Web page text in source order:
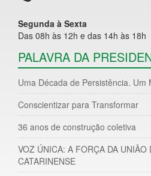
Segunda à Sexta
Das 08h às 12h e das 14h às 18h
PALAVRA DA
Uma Década de Persistência. Um
Conscientizar para Transformar
36 anos de construção coletiva
VOZ ÚNICA: A FORÇA DA UNIÃO
CATARINENSE